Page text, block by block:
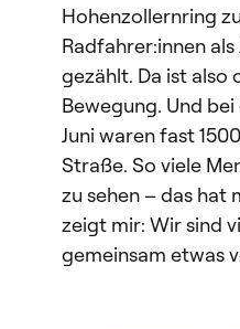
Hohenzollernring
Radfahrer:innen
gezählt. Da ist also
Bewegung. Und
Juni waren fast
Straße. So viele
zu sehen – das hat
zeigt mir: Wir sind
gemeinsam etwas